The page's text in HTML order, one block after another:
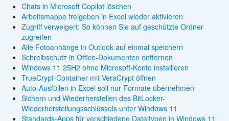
Chats in Microsoft Copilot löschen
Arbeitsmappe freigeben in Excel wieder aktivieren
Zugriff verweigert: So können Sie auf geschützte Ordner
zugreifen
Alle Fotoanhänge in Outlook auf einmal speichern
Schreibschutz in Office-Dokumenten entfernen
Windows 11 25H2 ohne Microsoft-Konto installieren
TrueCrypt-Container mit VeraCrypt öffnen
Auto-Ausfüllen in Excel soll nur Formate übernehmen
Sichern und Wiederherstellen des BitLocker-
Wiederherstellungsschlüssels unter Windows 11
Standards-Apps für verschiedene Dateitypen in Windows 11